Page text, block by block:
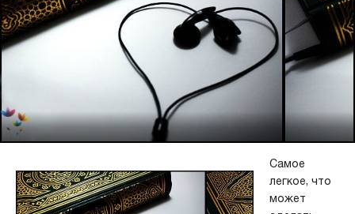
Самое
легкое, что
может